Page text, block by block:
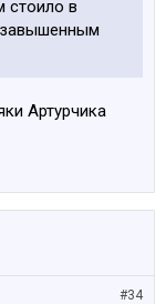
стоило в
завышенным
Артурчика
#34